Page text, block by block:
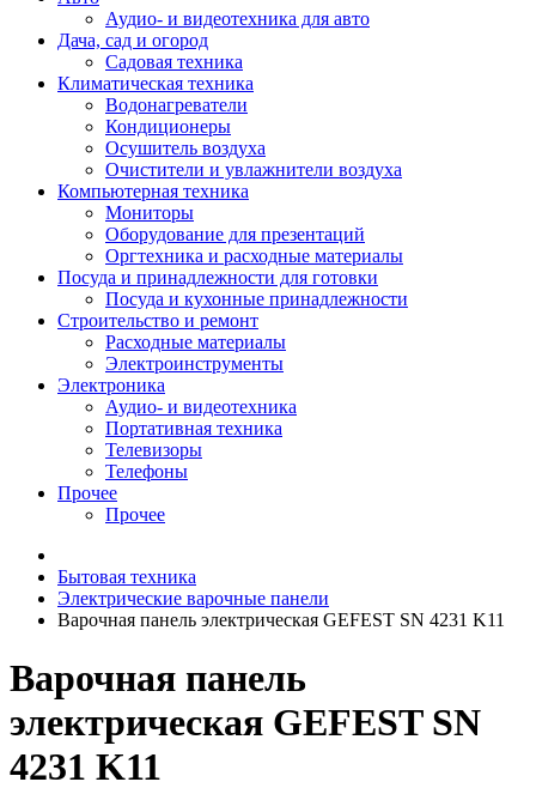
Аудио- и видеотехника для авто
Дача, сад и огород
Садовая техника
Климатическая техника
Водонагреватели
Кондиционеры
Осушитель воздуха
Очистители и увлажнители воздуха
Компьютерная техника
Мониторы
Оборудование для презентаций
Оргтехника и расходные материалы
Посуда и принадлежности для готовки
Посуда и кухонные принадлежности
Строительство и ремонт
Расходные материалы
Электроинструменты
Электроника
Аудио- и видеотехника
Портативная техника
Телевизоры
Телефоны
Прочее
Прочее
Бытовая техника
Электрические варочные панели
Варочная панель электрическая GEFEST SN 4231 K11
Варочная панель
электрическая GEFEST SN
4231 K11